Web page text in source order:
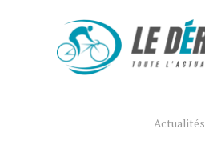
Actualités